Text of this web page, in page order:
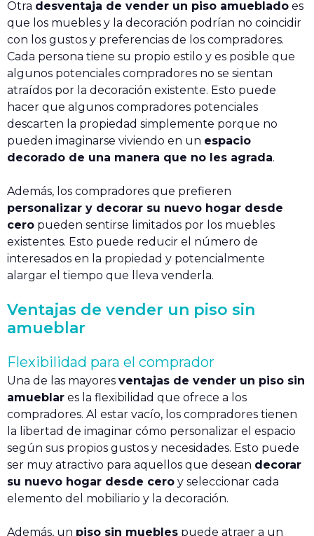
Otra desventaja de vender un piso amueblado es
que los muebles y la decoración podrían no coincidir
con los gustos y preferencias de los compradores.
Cada persona tiene su propio estilo y es posible que
algunos potenciales compradores no se sientan
atraídos por la decoración existente. Esto puede
hacer que algunos compradores potenciales
descarten la propiedad simplemente porque no
pueden imaginarse viviendo en un espacio
decorado de una manera que no les agrada.
Además, los compradores que prefieren
personalizar y decorar su nuevo hogar desde
cero pueden sentirse limitados por los muebles
existentes. Esto puede reducir el número de
interesados en la propiedad y potencialmente
alargar el tiempo que lleva venderla.
Ventajas de vender un piso sin
amueblar
Flexibilidad para el comprador
Una de las mayores ventajas de vender un piso sin
amueblar es la flexibilidad que ofrece a los
compradores. Al estar vacío, los compradores tienen
la libertad de imaginar cómo personalizar el espacio
según sus propios gustos y necesidades. Esto puede
ser muy atractivo para aquellos que desean decorar
su nuevo hogar desde cero y seleccionar cada
elemento del mobiliario y la decoración.
Además, un piso sin muebles puede atraer a un